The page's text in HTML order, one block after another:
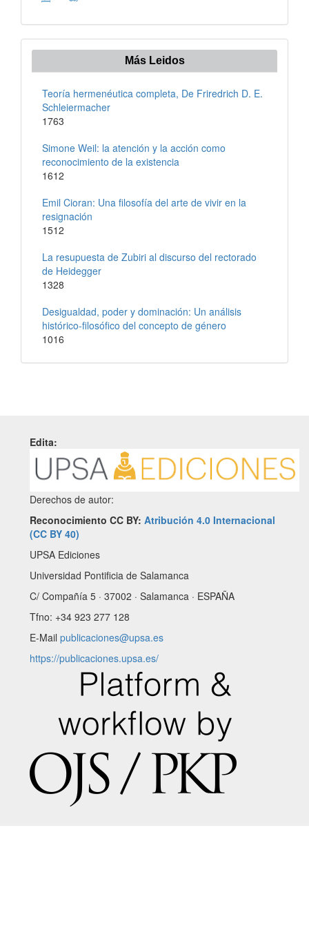
Más Leidos
Teoría hermenéutica completa, De Friredrich D. E.
Schleiermacher
1763
Simone Weil: la atención y la acción como
reconocimiento de la existencia
1612
Emil Cioran: Una filosofía del arte de vivir en la
resignación
1512
La resupuesta de Zubiri al discurso del rectorado
de Heidegger
1328
Desigualdad, poder y dominación: Un análisis
histórico-filosófico del concepto de género
1016
Edita:
Derechos de autor:
Reconocimiento CC BY: Atribución 4.0 Internacional
(CC BY 40)
UPSA Ediciones
Universidad Pontificia de Salamanca
C/ Compañía 5 · 37002 · Salamanca · ESPAÑA
Tfno: +34 923 277 128
E-Mail publicaciones@upsa.es
https://publicaciones.upsa.es/